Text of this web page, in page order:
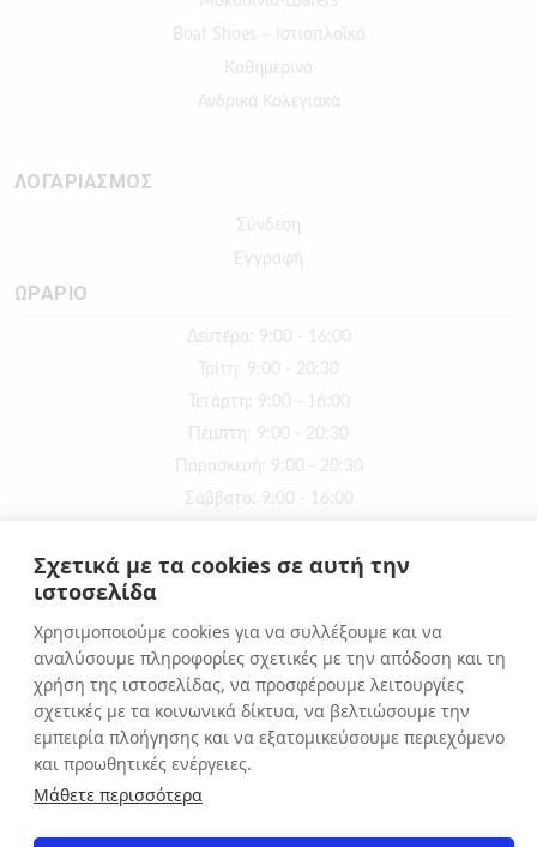
Boat Shoes – Ιστιοπλοϊκά
Καθημερινά
Ανδρικά Κολεγιακά
ΛΟΓΑΡΙΑΣΜΟΣ
Σύνδεση
Εγγραφή
ΩΡΑΡΙΟ
Δευτέρα: 9:00 - 16:00
Τρίτη: 9:00 - 20:30
Τετάρτη: 9:00 - 16:00
Πέμπτη: 9:00 - 20:30
Παρασκευή: 9:00 - 20:30
Σάββατο: 9:00 - 16:00
ΕΠΙΚΟΙΝΩΝΙΑ
Αιόλου 71, Αθήνα, 10551
+30 210 3216322
info@apostolakosshoes.gr
Σχετικά με τα cookies σε αυτή την
ιστοσελίδα
Χρησιμοποιούμε cookies για να συλλέξουμε και να
αναλύσουμε πληροφορίες σχετικές με την απόδοση και τη
χρήση της ιστοσελίδας, να προσφέρουμε λειτουργίες
σχετικές με τα κοινωνικά δίκτυα, να βελτιώσουμε την
εμπειρία πλοήγησης και να εξατομικεύσουμε περιεχόμενο
και προωθητικές ενέργειες.
Μάθετε περισσότερα